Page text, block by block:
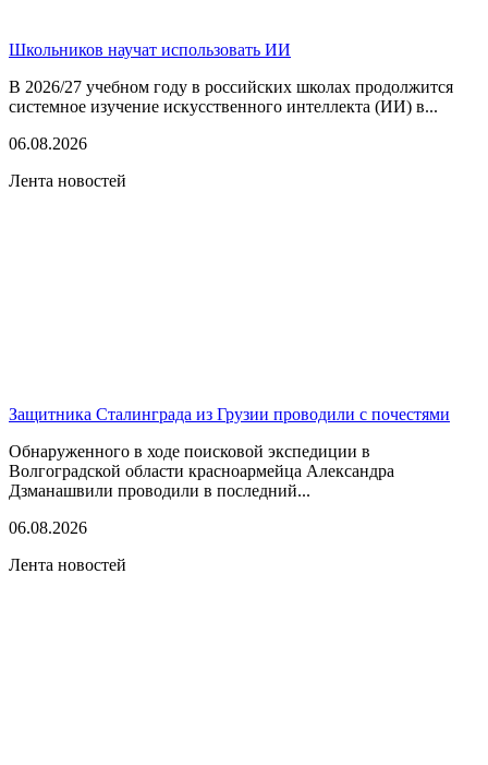
Школьников научат использовать ИИ
В 2026/27 учебном году в российских школах продолжится
системное изучение искусственного интеллекта (ИИ) в...
06.08.2026
Лента новостей
Защитника Сталинграда из Грузии проводили с почестями
Обнаруженного в ходе поисковой экспедиции в
Волгоградской области красноармейца Александра
Дзманашвили проводили в последний...
06.08.2026
Лента новостей